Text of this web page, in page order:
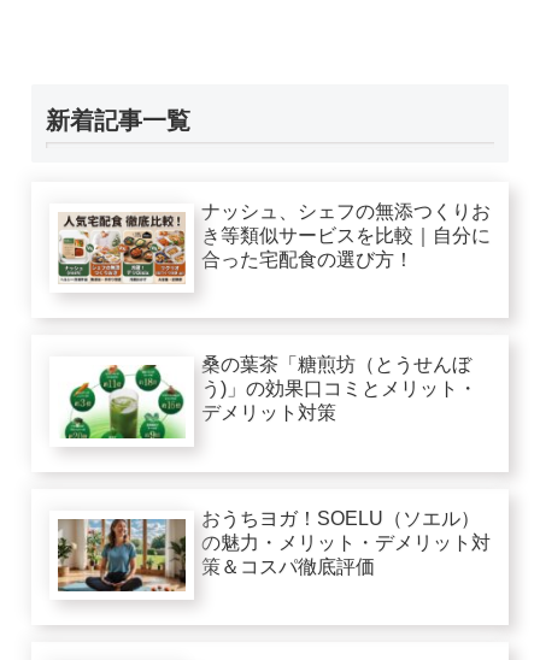
新着記事一覧
ナッシュ、シェフの無添つくりお
き等類似サービスを比較｜自分に
合った宅配食の選び方！
桑の葉茶「糖煎坊（とうせんぼ
う)」の効果口コミとメリット・
デメリット対策
おうちヨガ！SOELU（ソエル）
の魅力・メリット・デメリット対
策＆コスパ徹底評価